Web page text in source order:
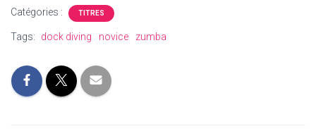
Catégories : TITRES
Tags: dock diving novice zumba